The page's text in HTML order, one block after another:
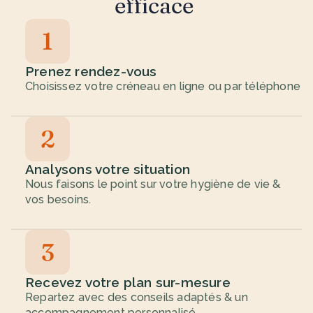
1
Prenez rendez-vous
Choisissez votre créneau en ligne ou par téléphone
2
Analysons votre situation
Nous faisons le point sur votre hygiène de vie &
vos besoins.
3
Recevez votre plan sur-mesure
Repartez avec des conseils adaptés & un